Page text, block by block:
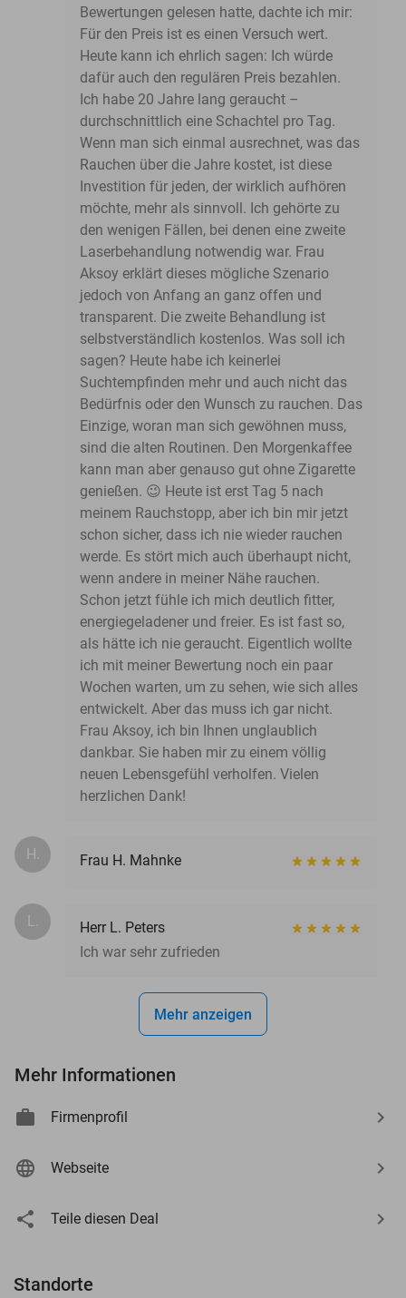
Bewertungen gelesen hatte, dachte ich mir:
Für den Preis ist es einen Versuch wert.
Heute kann ich ehrlich sagen: Ich würde
dafür auch den regulären Preis bezahlen.
Ich habe 20 Jahre lang geraucht –
durchschnittlich eine Schachtel pro Tag.
Wenn man sich einmal ausrechnet, was das
Rauchen über die Jahre kostet, ist diese
Investition für jeden, der wirklich aufhören
möchte, mehr als sinnvoll. Ich gehörte zu
den wenigen Fällen, bei denen eine zweite
Laserbehandlung notwendig war. Frau
Aksoy erklärt dieses mögliche Szenario
jedoch von Anfang an ganz offen und
transparent. Die zweite Behandlung ist
selbstverständlich kostenlos. Was soll ich
sagen? Heute habe ich keinerlei
Suchtempfinden mehr und auch nicht das
Bedürfnis oder den Wunsch zu rauchen. Das
Einzige, woran man sich gewöhnen muss,
sind die alten Routinen. Den Morgenkaffee
kann man aber genauso gut ohne Zigarette
genießen. 😉 Heute ist erst Tag 5 nach
meinem Rauchstopp, aber ich bin mir jetzt
schon sicher, dass ich nie wieder rauchen
werde. Es stört mich auch überhaupt nicht,
wenn andere in meiner Nähe rauchen.
Schon jetzt fühle ich mich deutlich fitter,
energiegeladener und freier. Es ist fast so,
als hätte ich nie geraucht. Eigentlich wollte
ich mit meiner Bewertung noch ein paar
Wochen warten, um zu sehen, wie sich alles
entwickelt. Aber das muss ich gar nicht.
Frau Aksoy, ich bin Ihnen unglaublich
dankbar. Sie haben mir zu einem völlig
neuen Lebensgefühl verholfen. Vielen
herzlichen Dank!
H. Frau H. Mahnke
L.
Herr L. Peters
Ich war sehr zufrieden
Mehr anzeigen
Mehr Informationen
Firmenprofil
Webseite
Teile diesen Deal
Standorte